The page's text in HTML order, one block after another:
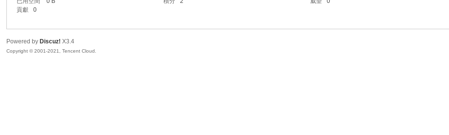
貢獻
0
Powered by Discuz! X3.4
Copyright © 2001-2021, Tencent Cloud.